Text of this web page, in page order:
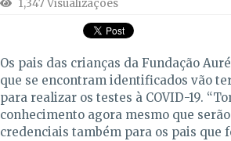
1,347 Visualizações
Os pais das crianças da Fundação
que se encontram identificados vão
para realizar os testes à COVID-19.
conhecimento agora mesmo que
credenciais também para os pais que